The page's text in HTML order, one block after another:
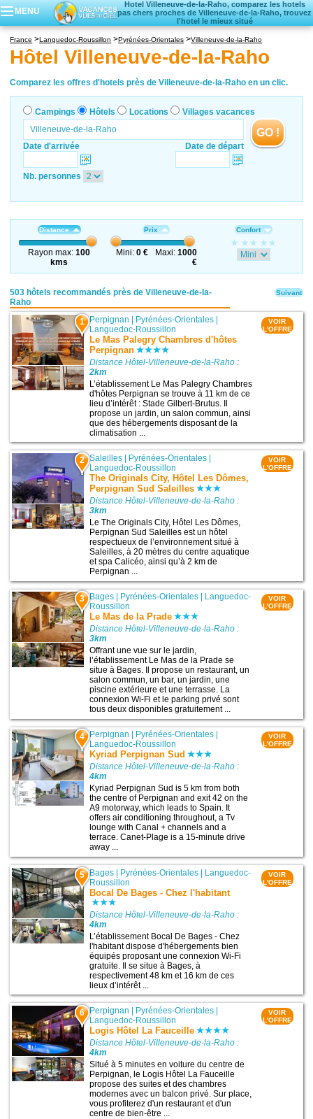
MENU
Hotel Villeneuve-de-la-Raho, comparez les hotels
pas chers proches de Villeneuve-de-la-Raho, trouvez
l'hotel le mieux situé
Locations vacances
Villages vacances
France Languedoc-Roussillon Pyrénées-Orientales Villeneuve-de-la-Raho
Hôtel Villeneuve-de-la-Raho
Comparez les offres d'hotels près de Villeneuve-de-la-Raho en un clic.
Campings Hôtels Locations Villages vacances
Date d'arrivée Date de départ
GO !
Nb. personnes
Distance
Rayon max:100
kms
Prix
Mini: 0 € Maxi:1000
€
Confort
503 hôtels recommandés près de Villeneuve-de-la-
Raho
1 Perpignan | Pyrénées-Orientales |
Languedoc-Roussillon
Le Mas Palegry Chambres d'hôtes
Perpignan
Distance Hôtel-Villeneuve-de-la-Raho :
2km
L’établissement Le Mas Palegry Chambres
d'hôtes Perpignan se trouve à 11 km de ce
lieu d’intérêt : Stade Gilbert-Brutus. Il
propose un jardin, un salon commun, ainsi
que des hébergements disposant de la
climatisation ...
VOIR
L'OFFRE
2 Saleilles Pyrénées-Orientales
Languedoc-Roussillon
The Originals City, Hôtel Les Dômes,
Perpignan Sud Saleilles
Distance Hôtel-Villeneuve-de-la-Raho :
3km
Le The Originals City, Hôtel Les Dômes,
Perpignan Sud Saleilles est un hôtel
respectueux de l’environnement situé à
Saleilles, à 20 mètres du centre aquatique
et spa Calicéo, ainsi qu’à 2 km de
Perpignan ...
VOIR
L'OFFRE
3 Bages Pyrénées-Orientales
Languedoc-
Roussillon
Le Mas de la Prade
Distance Hôtel-Villeneuve-de-la-Raho :
3km
Offrant une vue sur le jardin,
l’établissement Le Mas de la Prade se
situe à Bages. Il propose un restaurant, un
salon commun, un bar, un jardin, une
piscine extérieure et une terrasse. La
connexion Wi-Fi et le parking privé sont
tous deux disponibles gratuitement ...
VOIR
L'OFFRE
4 Perpignan Pyrénées-Orientales
Languedoc-Roussillon
Kyriad Perpignan Sud
Distance Hôtel-Villeneuve-de-la-Raho :
4km
Kyriad Perpignan Sud is 5 km from both
the centre of Perpignan and exit 42 on the
A9 motorway, which leads to Spain. It
offers air conditioning throughout, a Tv
lounge with Canal + channels and a
terrace. Canet-Plage is a 15-minute drive
away ...
VOIR
L'OFFRE
5 Bages | Pyrénées-Orientales | Languedoc-
Roussillon
Bocal De Bages - Chez l'habitant
Distance Hôtel-Villeneuve-de-la-Raho :
4km
L’établissement Bocal De Bages - Chez
l'habitant dispose d'hébergements bien
équipés proposant une connexion Wi-Fi
gratuite. Il se situe à Bages, à
respectivement 48 km et 16 km de ces
lieux d’intérêt ...
VOIR
L'OFFRE
6 Perpignan | Pyrénées-Orientales |
Languedoc-Roussillon
Logis Hôtel La Fauceille
Distance Hôtel-Villeneuve-de-la-Raho :
4km
Situé à 5 minutes en voiture du centre de
Perpignan, le Logis Hôtel La Fauceille
propose des suites et des chambres
modernes avec un balcon privé. Sur place,
vous profiterez d'un restaurant et d'un
centre de bien-être ...
VOIR
L'OFFRE
Suivant